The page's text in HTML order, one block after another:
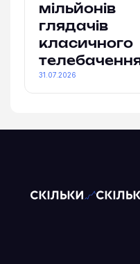
мільйонів
глядачів
класичного
телебачення
31.07.2026